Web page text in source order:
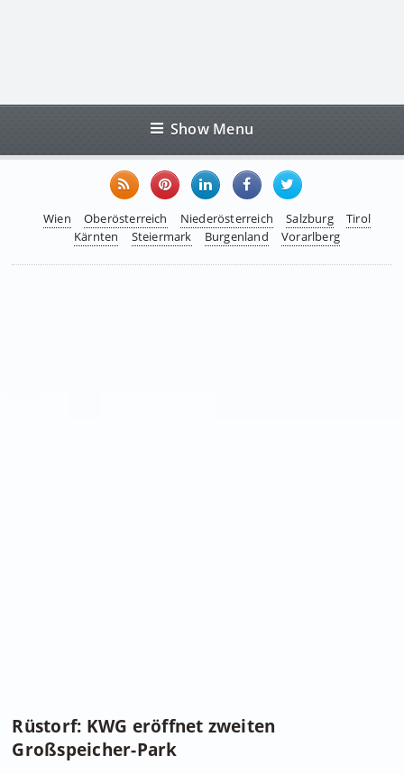
Show Menu
Wien Oberösterreich Niederösterreich Salzburg
Tirol
Kärnten
Steiermark Burgenland Vorarlberg
Rüstorf: KWG eröffnet zweiten
Großspeicher-Park